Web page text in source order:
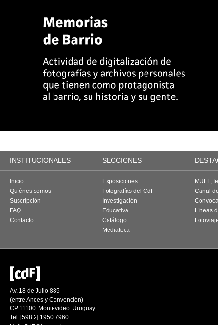
INSTITUCIONALES SECCIONES
Inicio
Quiénes somos
Suscripción
FAQ
Contacto
Exposiciones
Fotografías del CdF
Investigación
Educativa
Catálogo
Mediateca
MUFF,
Canal
Líneas
Av. 18 de Julio 885
(entre Andes y Convención)
CP 11100. Montevideo. Uruguay
Tel: [598 2] 1950 7960